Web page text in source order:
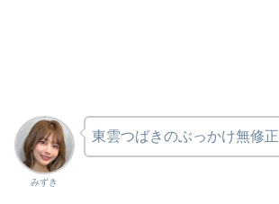
みずき
東雲つばきのぶっかけ無修正